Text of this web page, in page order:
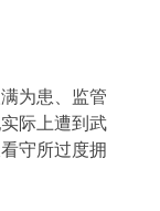
为患、监管
际上遭到武
守所过度拥